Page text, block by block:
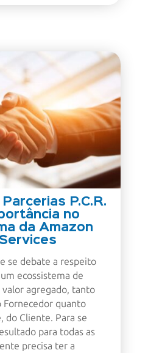
P.C.R.
no
da Amazon
se debate a respeito
ecossistema de
valor agregado, tanto
Fornecedor quanto
do Cliente. Para se
para todas as
precisa ter a